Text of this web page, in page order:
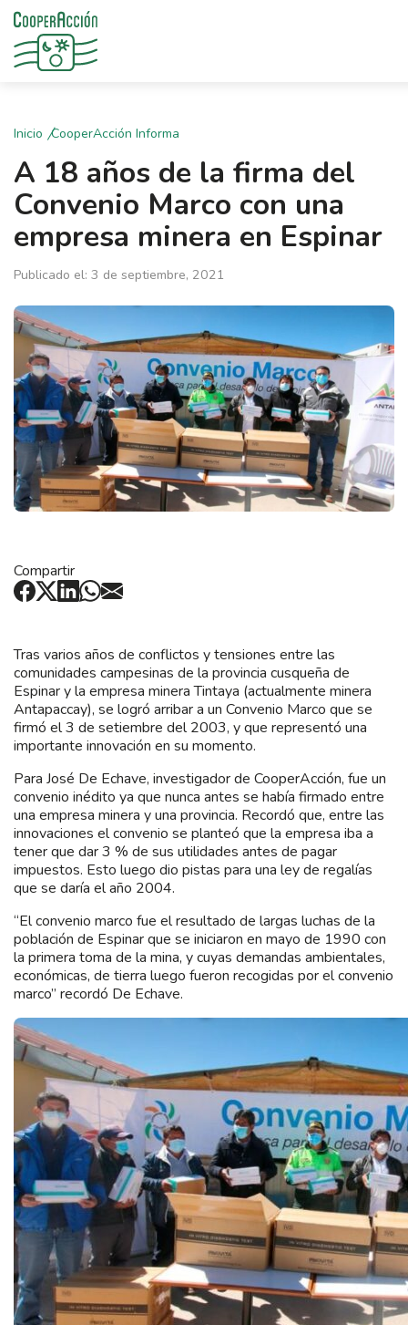
Inicio CooperAcción Informa
A 18 años de la firma del
Convenio Marco con una
empresa minera en Espinar
Publicado el: 3 de septiembre, 2021
Compartir
Tras varios años de conflictos y tensiones entre las
comunidades campesinas de la provincia cusqueña de
Espinar y la empresa minera Tintaya (actualmente minera
Antapaccay), se logró arribar a un Convenio Marco que se
firmó el 3 de setiembre del 2003, y que representó una
importante innovación en su momento.
Para José De Echave, investigador de CooperAcción, fue un
convenio inédito ya que nunca antes se había firmado entre
una empresa minera y una provincia. Recordó que, entre las
innovaciones el convenio se planteó que la empresa iba a
tener que dar 3 % de sus utilidades antes de pagar
impuestos. Esto luego dio pistas para una ley de regalías
que se daría el año 2004.
“El convenio marco fue el resultado de largas luchas de la
población de Espinar que se iniciaron en mayo de 1990 con
la primera toma de la mina, y cuyas demandas ambientales,
económicas, de tierra luego fueron recogidas por el convenio
marco” recordó De Echave.